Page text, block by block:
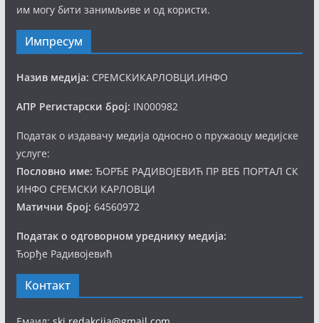
им могу бити занимљиве и од користи.
Импресум
Назив медија: СРЕМСКИКАРЛОВЦИ.ИНФО
АПР Регистарски број: IN000982
Податак о издавачу медија односно о пружаоцу медијске
услуге:
Пословно име: ЂОРЂЕ РАДИВОЈЕВИЋ ПР ВЕБ ПОРТАЛ СК
ИНФО СРЕМСКИ КАРЛОВЦИ
Матични број: 64560972
Податак о одговорном уреднику медија:
Ђорђе Радивојевић
Контакт